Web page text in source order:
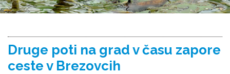
Druge poti na grad v času zapore
ceste v Brezovcih